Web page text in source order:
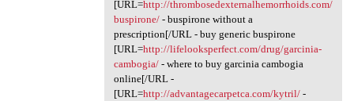
[URL=http://thrombosedexternalhemorrhoids.com/
buspirone/- buspirone without a
prescription[/URL - buy generic buspirone
[URL=http://lifelooksperfect.com/drug/garcinia-
cambogia/- where to buy garcinia cambogia
online[/URL -
[URL=http://advantagecarpetca.com/kytril/-